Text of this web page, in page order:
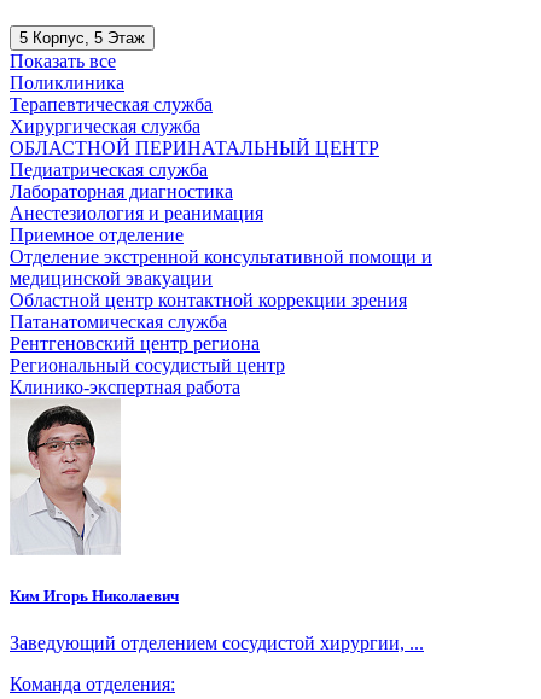
5 Корпус, 5 Этаж
Показать все
Поликлиника
Терапевтическая служба
Хирургическая служба
ОБЛАСТНОЙ ПЕРИНАТАЛЬНЫЙ ЦЕНТР
Педиатрическая служба
Лабораторная диагностика
Анестезиология и реанимация
Приемное отделение
Отделение экстренной консультативной помощи и
медицинской эвакуации
Областной центр контактной коррекции зрения
Патанатомическая служба
Рентгеновский центр региона
Региональный сосудистый центр
Клинико-экспертная работа
Ким Игорь Николаевич
Заведующий отделением сосудистой хирургии, ...
Команда отделения: